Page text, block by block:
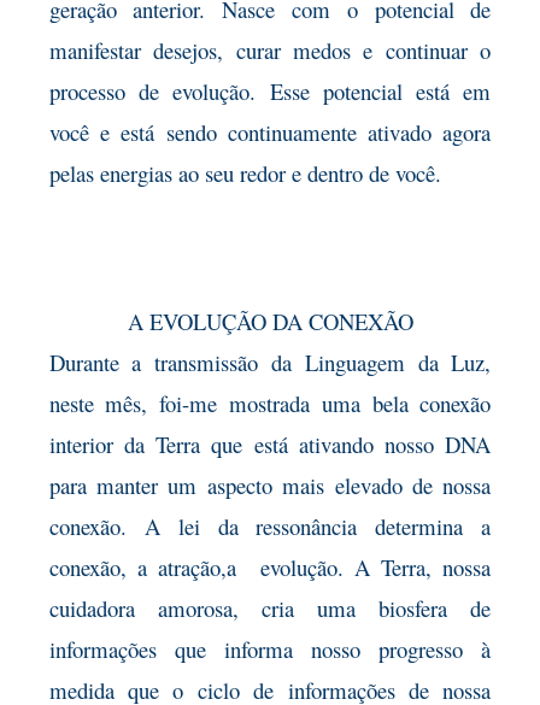
geração anterior. Nasce com o potencial de
manifestar desejos, curar medos e continuar o
processo de evolução. Esse potencial está em
você e está sendo continuamente ativado agora
pelas energias ao seu redor e dentro de você.
A EVOLUÇÃO DA CONEXÃO
Durante a transmissão da Linguagem da Luz,
neste mês, foi-me mostrada uma bela conexão
interior da Terra que está ativando nosso DNA
para manter um aspecto mais elevado de nossa
conexão. A lei da ressonância determina a
conexão, a atração,a evolução. A Terra, nossa
cuidadora amorosa, cria uma biosfera de
informações que informa nosso progresso à
medida que o ciclo de informações de nossa